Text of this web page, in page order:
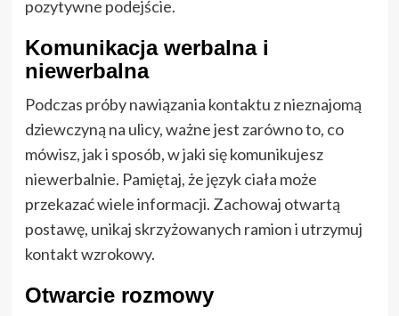
pozytywne podejście.
Komunikacja werbalna i
niewerbalna
Podczas próby nawiązania kontaktu z nieznajomą
dziewczyną na ulicy, ważne jest zarówno to, co
mówisz, jak i sposób, w jaki się komunikujesz
niewerbalnie. Pamiętaj, że język ciała może
przekazać wiele informacji. Zachowaj otwartą
postawę, unikaj skrzyżowanych ramion i utrzymuj
kontakt wzrokowy.
Otwarcie rozmowy